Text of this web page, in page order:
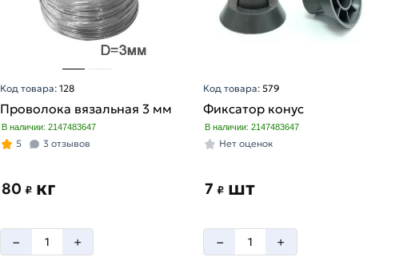
Код товара: 128
Проволока вязальная 3 мм
В наличии: 2147483647
5 3 отзывов
80 ₽ кг
– +
Код товара:579
Фиксатор конус
В наличии: 2147483647
Нет оценок
7₽ шт
– +